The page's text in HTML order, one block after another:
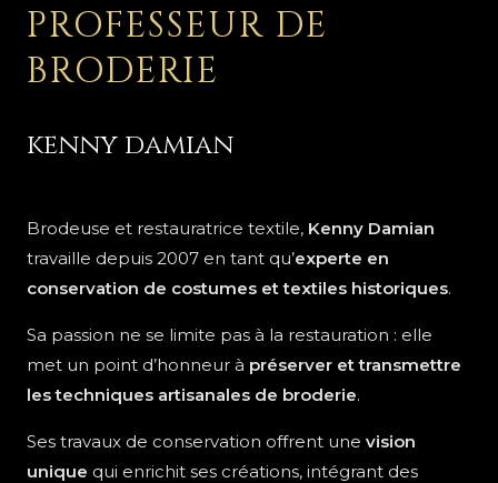
PROFESSEUR DE
BRODERIE
kenny damian
Brodeuse et restauratrice textile, Kenny Damian
travaille depuis 2007 en tant qu’experte en
conservation de costumes et textiles historiques.
Sa passion ne se limite pas à la restauration : elle
met un point d’honneur à préserver et transmettre
les techniques artisanales de broderie.
Ses travaux de conservation offrent une vision
unique qui enrichit ses créations, intégrant des